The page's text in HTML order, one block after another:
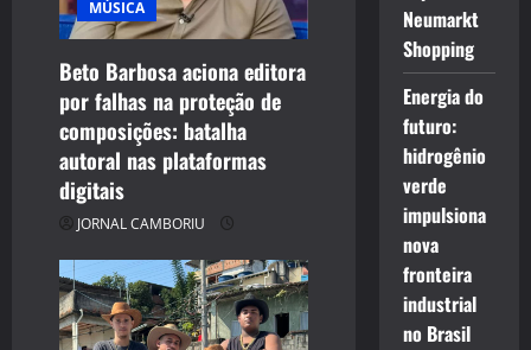
i
o
n
MÚSICA
Beto Barbosa aciona editora
por falhas na proteção de
composições: batalha
autoral nas plataformas
digitais
JORNAL CAMBORIU
Neumarkt
Shopping
Energia do
futuro:
hidrogênio
verde
impulsiona
nova
fronteira
industrial
no Brasil